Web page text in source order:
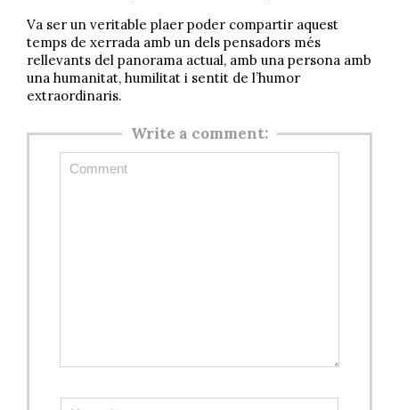
Va ser un veritable plaer poder compartir aquest
temps de xerrada amb un dels pensadors més
rellevants del panorama actual, amb una persona amb
una humanitat, humilitat i sentit de l’humor
extraordinaris.
Write a comment: